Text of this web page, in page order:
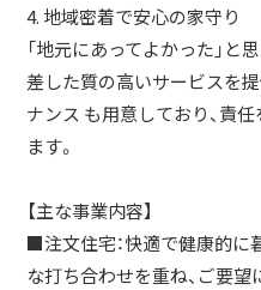
4. 地域密着で安心の家守り
「地元にあってよかった」と
差した質の高いサービスを
ナンス も用意しており、責
ます。
【主な事業内容】
■注文住宅：快適で健康的に
な打ち合わせを重ね、ご要